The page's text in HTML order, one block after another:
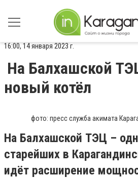
16:00, 14 января 2023 г.
На Балхашской
новый котёл
фото: пресс служба акимата
На Балхашской ТЭЦ –
старейших в
идёт расширение